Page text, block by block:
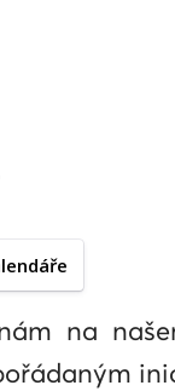
na